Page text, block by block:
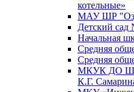
котельные»
МАУ ШР
Детский
Начальная
Средняя
Средняя
МКУК ДО ШР
К.Г.